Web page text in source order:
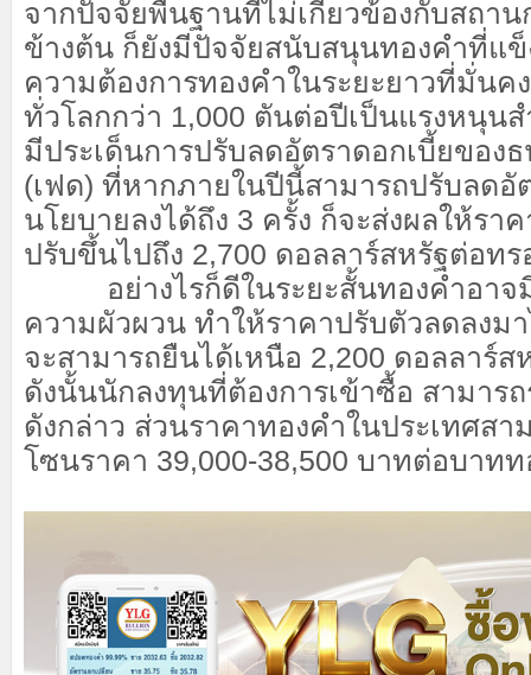
จากปัจจัยพื้นฐานที่ไม่เกี่ยวข้องกับสถา
ข้างต้น ก็ยังมีปัจจัยสนับสนุนทองคำที่แข็
ความต้องการทองคำในระยะยาวที่มั่นค
ทั่วโลกกว่า 1,000 ตันต่อปีเป็นแรงหนุน
มีประเด็นการปรับลดอัตราดอกเบี้ยของ
(เฟด) ที่หากภายในปีนี้สามารถปรับลดอั
นโยบายลงได้ถึง 3 ครั้ง ก็จะส่งผลให้รา
ปรับขึ้นไปถึง 2,700 ดอลลาร์สหรัฐต่อท
อย่างไรก็ดีในระยะสั้นทองคำอาจมี
ความผัวผวน ทำให้ราคาปรับตัวลดลงม
จะสามารถยืนได้เหนือ 2,200 ดอลลาร์
ดังนั้นนักลงทุนที่ต้องการเข้าซื้อ สามาร
ดังกล่าว ส่วนราคาทองคำในประเทศสา
โซนราคา 39,000-38,500 บาทต่อบาท